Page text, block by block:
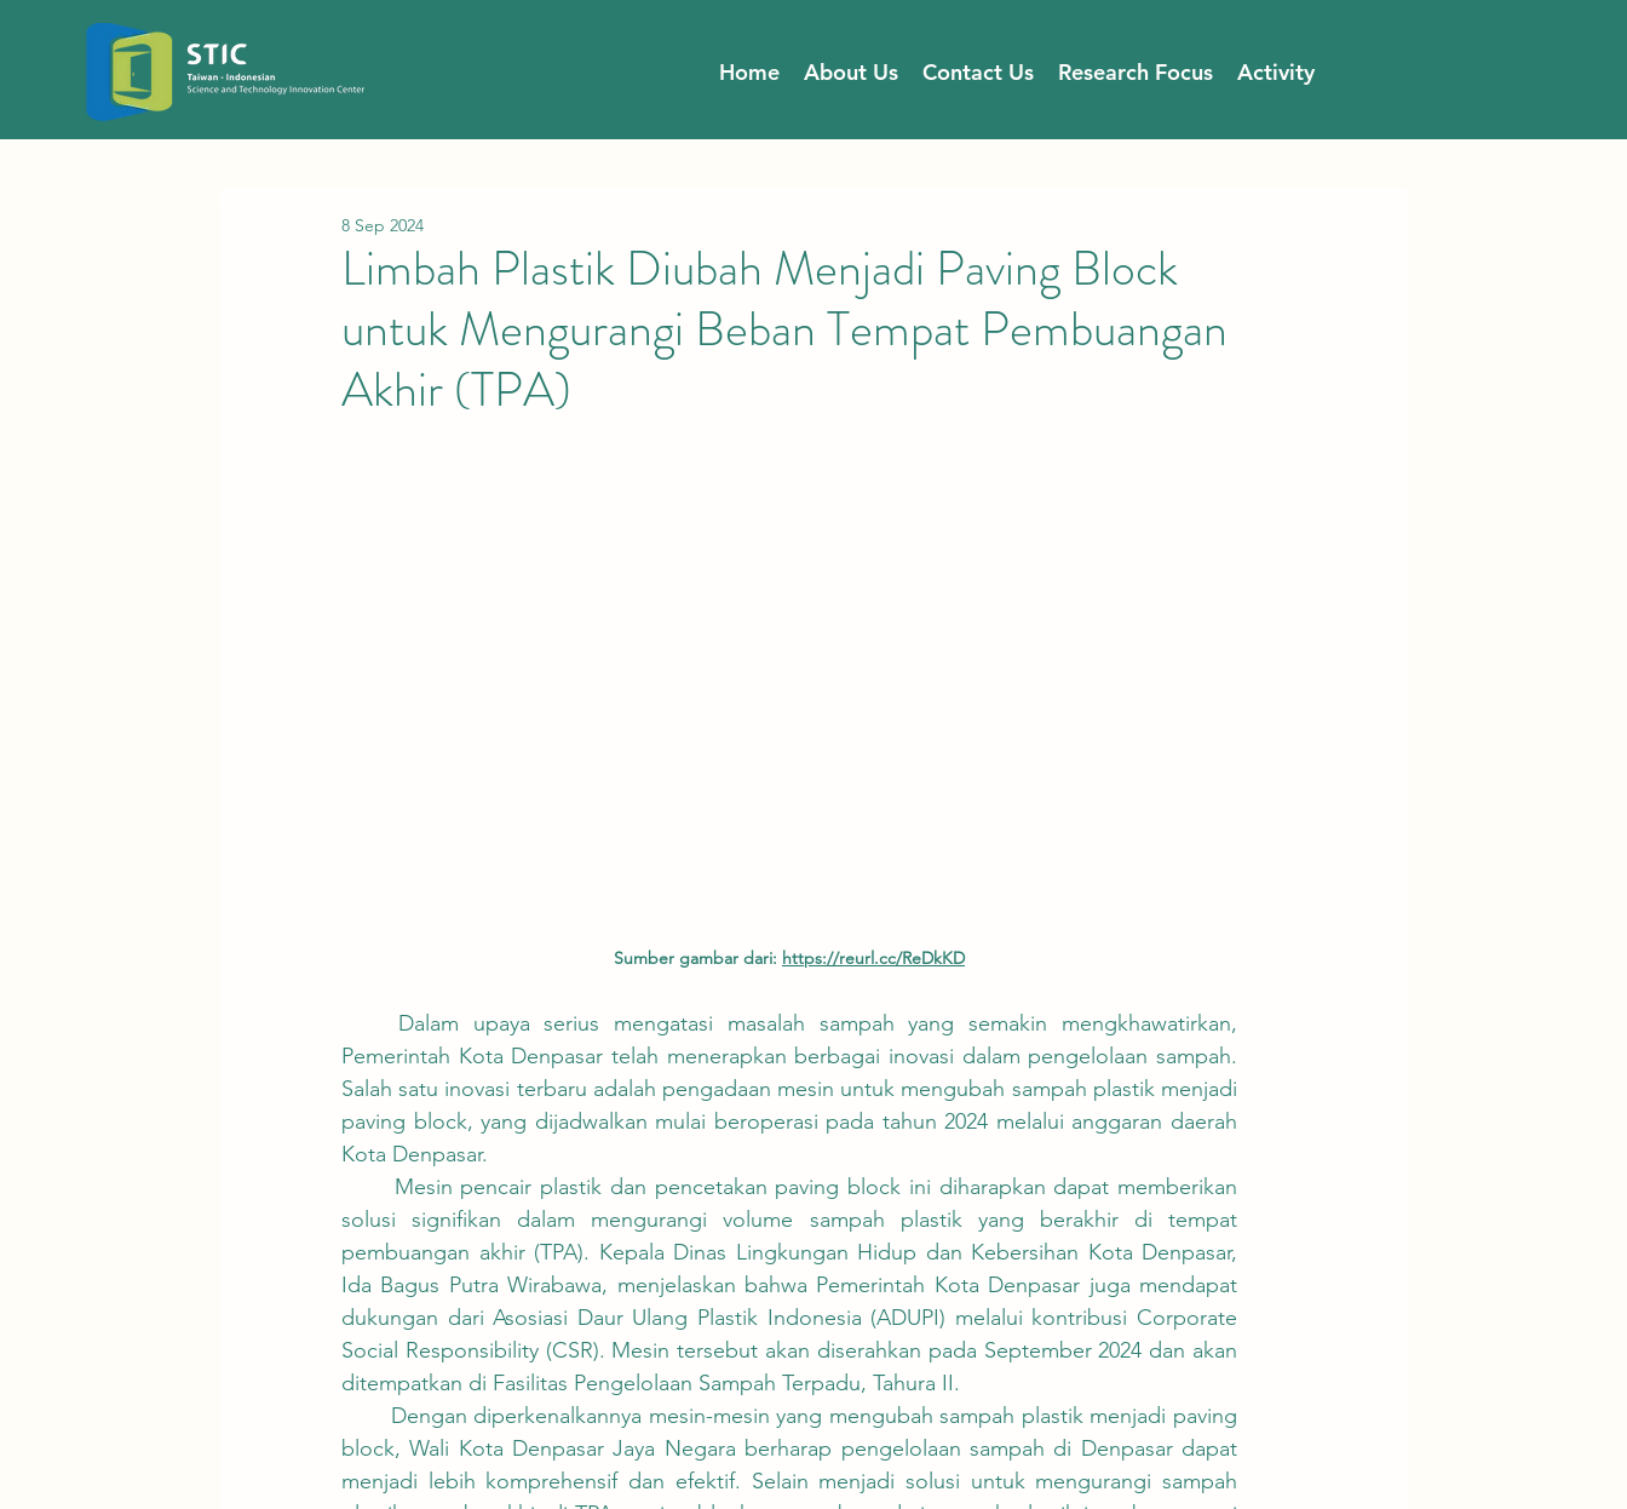
Home About Us Contact Us Research Focus Activity
Limbah Plastik Diubah Menjadi Paving Block
untuk Mengurangi Beban Tempat Pembuangan
Akhir (TPA)
8 Sep 2024
Sumber gambar dari: https://reurl.cc/ReDkKD
Pemerintah Kota Denpasar telah menerapkan berbagai inovasi dalam pengelolaan sampah.
Salah satu inovasi terbaru adalah pengadaan mesin untuk mengubah sampah plastik menjadi
paving block, yang dijadwalkan mulai beroperasi pada tahun 2024 melalui anggaran daerah
Kota Denpasar.
solusi signifikan dalam mengurangi volume sampah plastik yang berakhir di tempat
pembuangan akhir (TPA). Kepala Dinas Lingkungan Hidup dan Kebersihan Kota Denpasar,
Ida Bagus Putra Wirabawa, menjelaskan bahwa Pemerintah Kota Denpasar juga mendapat
dukungan dari Asosiasi Daur Ulang Plastik Indonesia (ADUPI) melalui kontribusi Corporate
Social Responsibility (CSR). Mesin tersebut akan diserahkan pada September 2024 dan akan
ditempatkan di Fasilitas Pengelolaan Sampah Terpadu, Tahura II.
block, Wali Kota Denpasar Jaya Negara berharap pengelolaan sampah di Denpasar dapat
menjadi lebih komprehensif dan efektif. Selain menjadi solusi untuk mengurangi sampah